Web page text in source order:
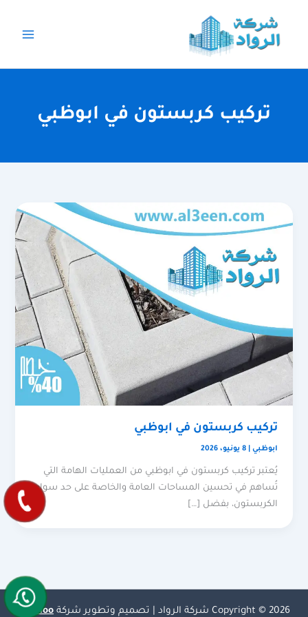
المحتوى
تركيب كربستون في ابوظبي
تركيب كربستون في ابوظبي
ابوظبي |8 يونيو، 2026
يُعتبر تركيب كربستون في ابوظبي من العمليات الهامة التي
تُساهم في تحسين المساحات العامة والخاصة على حد سواء.
الكربستون، بفضل […]
Copyright © 2026 شركة الرواد | تصميم وتطوير شركة Olymoo